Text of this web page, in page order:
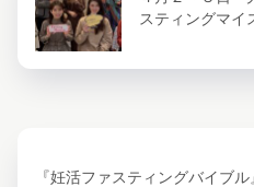
スティングマイ
『妊活ファスティングバイブ